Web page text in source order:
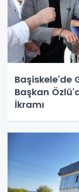
Başiskele'de
Başkan
İkramı